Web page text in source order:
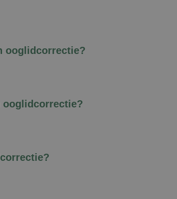
ooglidcorrectie?
ooglidcorrectie?